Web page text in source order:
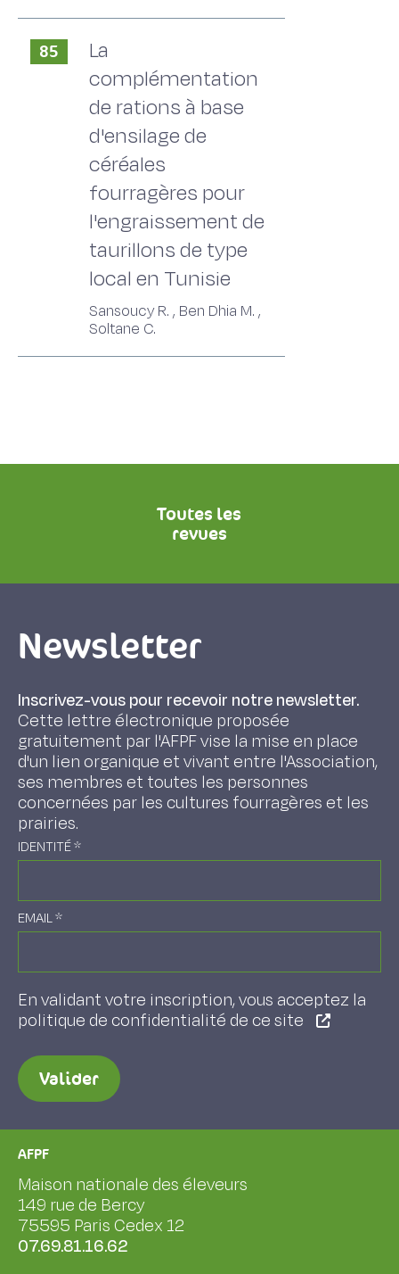
85
La
complémentation
de rations à base
d'ensilage de
céréales
fourragères pour
l'engraissement de
taurillons de type
local en Tunisie
Sansoucy R. , Ben Dhia M. ,
Soltane C.
Toutes les
revues
Newsletter
Inscrivez-vous pour recevoir notre newsletter.
Cette lettre électronique proposée
gratuitement par l'AFPF vise la mise en place
d'un lien organique et vivant entre l'Association,
ses membres et toutes les personnes
concernées par les cultures fourragères et les
prairies.
IDENTITÉ*
EMAIL*
En validant votre inscription, vous acceptez la
politique de confidentialité de ce site
Valider
AFPF
Maison nationale des éleveurs
149 rue de Bercy
75595 Paris Cedex 12
07.69.81.16.62